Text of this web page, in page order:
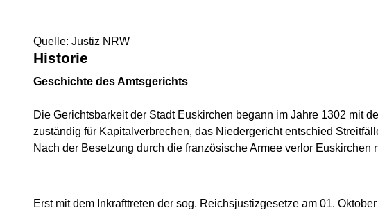
Quelle: Justiz NRW
Historie
Geschichte des Amtsgerichts
Die Gerichtsbarkeit der Stadt Euskirchen begann im Jahre 1302 mit
zuständig für Kapitalverbrechen, das Niedergericht entschied
Nach der Besetzung durch die französische Armee verlor
Erst mit dem Inkrafttreten der sog. Reichsjustizgesetze am 01.